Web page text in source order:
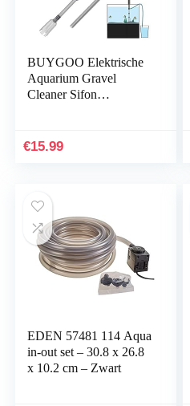
BUYGOO Elektrische
Aquarium Gravel
Cleaner Sifon
Gravel Cleaner
€15.99
EDEN 57481 114 Aqua
in-out set – 30.8 x 26.8
x 10.2 cm – Zwart